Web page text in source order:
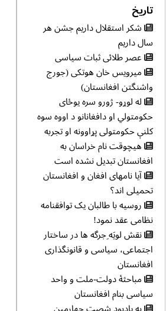
تاریخ
شکر استقلال داریم جشن هر
سال داریم
عصر طلائی ثبات سیاسی
میرویس خان هوتکی (جورج
واشنگتن افغانستان)
له لوړو- ژورو سره یوځای
حکومتولي او دافغانانو د اووه سوه
کلنې حکومتولی پړاوونه او تجربه
هیچوقت نام خراسان به
افغانستان تبدیل نشده است
آیا نامهای افغان و افغانستان
تحمیلی اند؟
روسیه با طالبان یک توافقنامه
نظامی عقد نمود!
نقش لويَه ِجرگه ها در ساختار
اجتماعی، سياسی و قانونگذاری
افغانستان
مباحثهٔ دولت-ملت و واحد
سیاسی بنام افغانستان